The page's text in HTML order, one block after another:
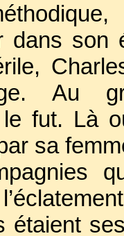
dans
Au
fut. Là
sa
étaient